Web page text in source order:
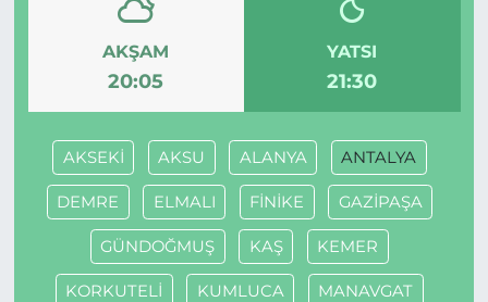
AKŞAM
20:05
YATSI
21:30
AKSEKİ AKSU ALANYA ANTALYA
DEMRE ELMALI FİNİKE GAZİPAŞA
GÜNDOĞMUŞ KAŞ KEMER
KORKUTELİ KUMLUCA MANAVGAT